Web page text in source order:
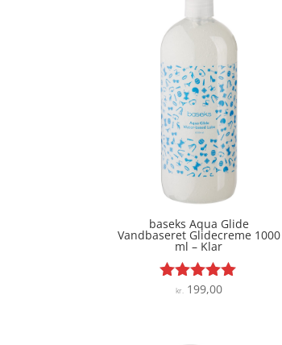
baseks Aqua Glide
Vandbaseret Glidecreme 1000
ml – Klar
Vurderet
kr.199,00